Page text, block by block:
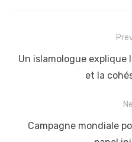
navigation
Previous
Un islamologue
et la
Next
Campagne mondiale